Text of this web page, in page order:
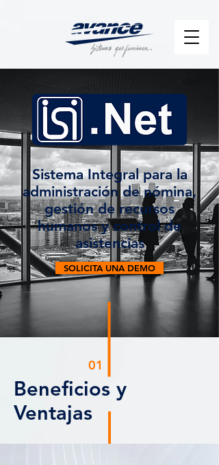
Sistema Integral para la
administración de nómina,
gestión de recursos
humanos y control de
asistencias
SOLICITA UNA DEMO
01
Beneficios y
Ventajas